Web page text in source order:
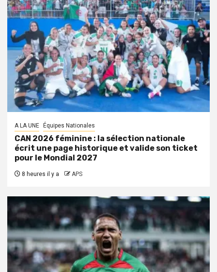
A LA UNE Équipes Nationales
CAN 2026 féminine : la sélection nationale
écrit une page historique et valide son ticket
pour le Mondial 2027
8 heures il y a APS